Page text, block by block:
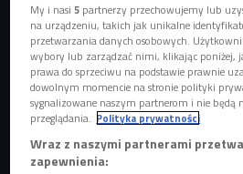
My i nasi5 partnerzy przechowujemy lub
na urządzeniu, takich jak unikalne
przetwarzania danych osobowych.
wybory lub zarządzać nimi, klikając poniżej,
prawa do sprzeciwu na podstawie prawnie
dowolnym momencie na stronie polityki
sygnalizowane naszym partnerom i nie będą
przeglądania. Polityka prywatności
Wraz z naszymi partnerami
zapewnienia: